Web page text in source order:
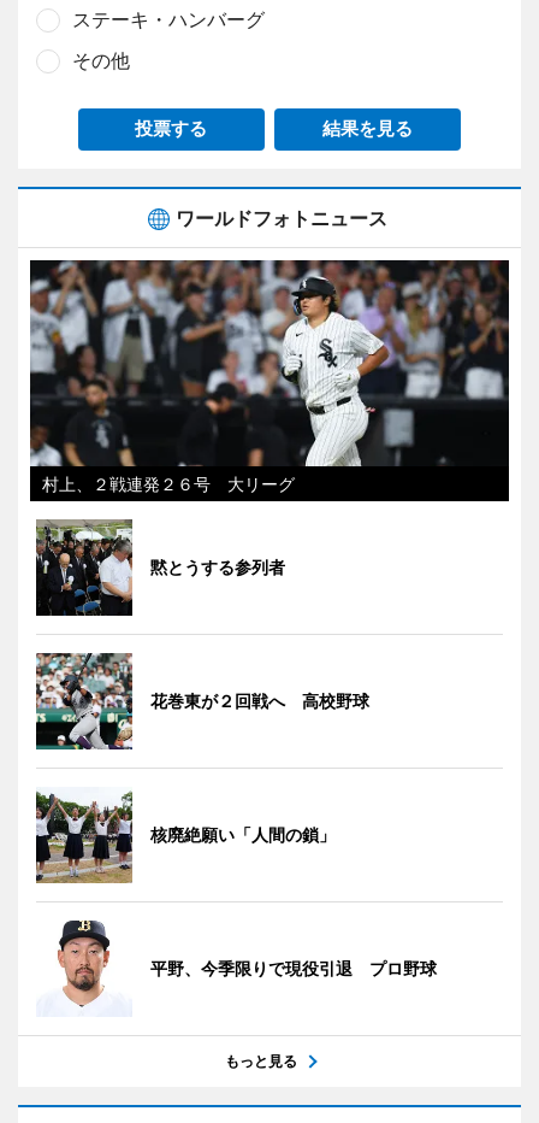
ステーキ・ハンバーグ
その他
投票する 結果を見る
ワールドフォトニュース
村上、２戦連発２６号 大リーグ
黙とうする参列者
花巻東が２回戦へ 高校野球
核廃絶願い「人間の鎖」
平野、今季限りで現役引退 プロ野球
もっと見る